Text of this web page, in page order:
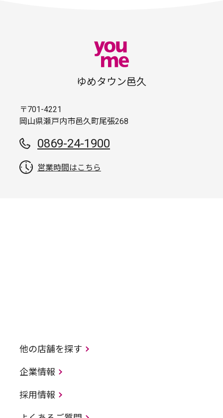
ゆめタウン邑久
〒701-4221
岡山県瀬戸内市邑久町尾張268
0869-24-1900
営業時間はこちら
他の店舗を探す
企業情報
採用情報